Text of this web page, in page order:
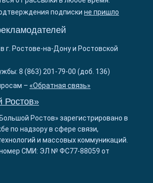
подписки не пришло
г. Ростове-на-Дону и Ростовской
8 (863) 201-79-00 (доб. 136)
– «Обратная связь»
Ростов» зарегистрировано в
по надзору в сфере связи,
и массовых коммуникаций.
СМИ: ЭЛ № ФС77-88059 от